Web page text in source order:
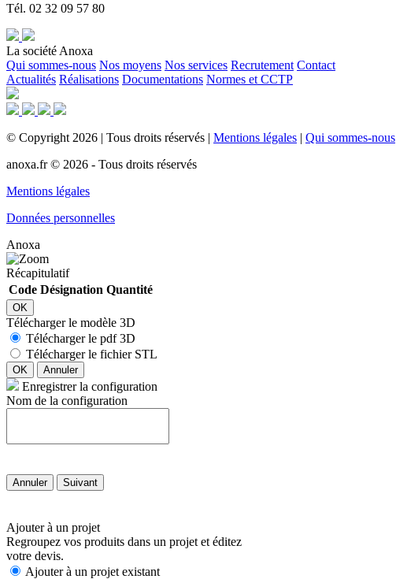
Tél. 02 32 09 57 80
La société Anoxa
Qui sommes-nous Nos moyens Nos services Recrutement Contact
Actualités Réalisations Documentations Normes et CCTP
© Copyright 2026 | Tous droits réservés | Mentions légales | Qui sommes-nous
anoxa.fr © 2026 - Tous droits réservés
Mentions légales
Données personnelles
Anoxa
Récapitulatif
Code Désignation Quantité
OK
Télécharger le modèle 3D
Télécharger le pdf 3D
Télécharger le fichier STL
OK Annuler
Enregistrer la configuration
Nom de la configuration
Annuler Suivant
Ajouter à un projet
Regroupez vos produits dans un projet et éditez
votre devis.
Ajouter à un projet existant